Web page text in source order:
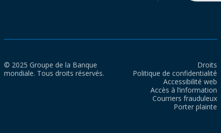
© 2025 Groupe de la Banque
mondiale. Tous droits réservés.
Droits
Politique de confidentialité
Accessibilité web
Accès à l’information
Courriers frauduleux
Porter plainte